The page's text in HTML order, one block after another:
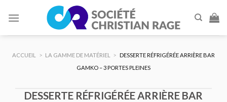
ACCUEIL > LA GAMME DE MATÉRIEL > DESSERTE RÉFRIGÉRÉE ARRIÈRE BAR
GAMKO – 3 PORTES PLEINES
DESSERTE RÉFRIGÉRÉE ARRIÈRE BAR